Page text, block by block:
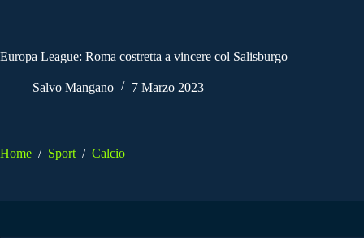
Europa League: Roma costretta a vincere col Salisburgo
Salvo Mangano 7 Marzo 2023
Home / Sport / Calcio